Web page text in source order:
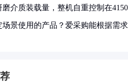
磨介质装载量，整机自重控制在
场景使用的产品？爱采购能根据需